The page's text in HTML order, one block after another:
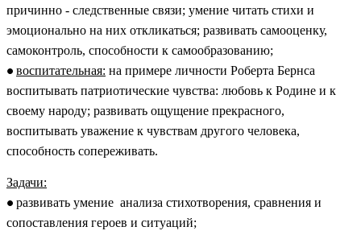
причинно - следственные связи; умение читать стихи и
эмоционально на них откликаться; развивать самооценку,
самоконтроль, способности к самообразованию;
воспитательная: на примере личности Роберта Бернса
воспитывать патриотические чувства: любовь к Родине и к
своему народу; развивать ощущение прекрасного,
воспитывать уважение к чувствам другого человека,
способность сопереживать.
Задачи:
развивать умение анализа стихотворения, сравнения и
сопоставления героев и ситуаций;